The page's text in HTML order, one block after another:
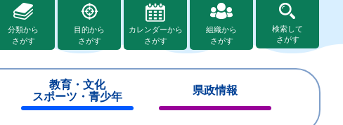
分類から
さがす
目的から
さがす
カレンダーから
さがす
組織から
さがす
検索して
さがす
教育・文化
スポーツ・青少年
県政情報